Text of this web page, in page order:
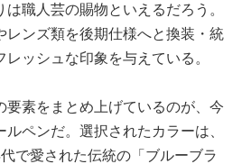
職人芸の賜物といえるだろう。
レンズ類を後期仕様へと換装・統
ッシュな印象を与えている。
要素をまとめ上げているのが、今
ペンだ。選択されたカラーは、
で愛された伝統の「ブルーブラ